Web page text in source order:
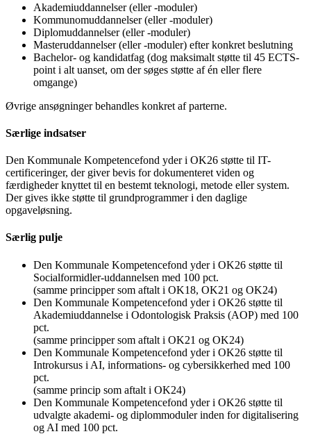
Akademiuddannelser (eller -moduler)
Kommunomuddannelser (eller -moduler)
Diplomuddannelser (eller -moduler)
Masteruddannelser (eller -moduler) efter konkret beslutning
Bachelor- og kandidatfag (dog maksimalt støtte til 45 ECTS-
point i alt uanset, om der søges støtte af én eller flere
omgange)
Øvrige ansøgninger behandles konkret af parterne.
Særlige indsatser
Den Kommunale Kompetencefond yder i OK26 støtte til IT-
certificeringer, der giver bevis for dokumenteret viden og
færdigheder knyttet til en bestemt teknologi, metode eller system.
Der gives ikke støtte til grundprogrammer i den daglige
opgaveløsning.
Særlig pulje
Den Kommunale Kompetencefond yder i OK26 støtte til
Socialformidler-uddannelsen med 100 pct.
(samme principper som aftalt i OK18, OK21 og OK24)
Den Kommunale Kompetencefond yder i OK26 støtte til
Akademiuddannelse i Odontologisk Praksis (AOP) med 100
pct.
(samme principper som aftalt i OK21 og OK24)
Den Kommunale Kompetencefond yder i OK26 støtte til
Introkursus i AI, informations- og cybersikkerhed med 100
pct.
(samme princip som aftalt i OK24)
Den Kommunale Kompetencefond yder i OK26 støtte til
udvalgte akademi- og diplommoduler inden for digitalisering
og AI med 100 pct.